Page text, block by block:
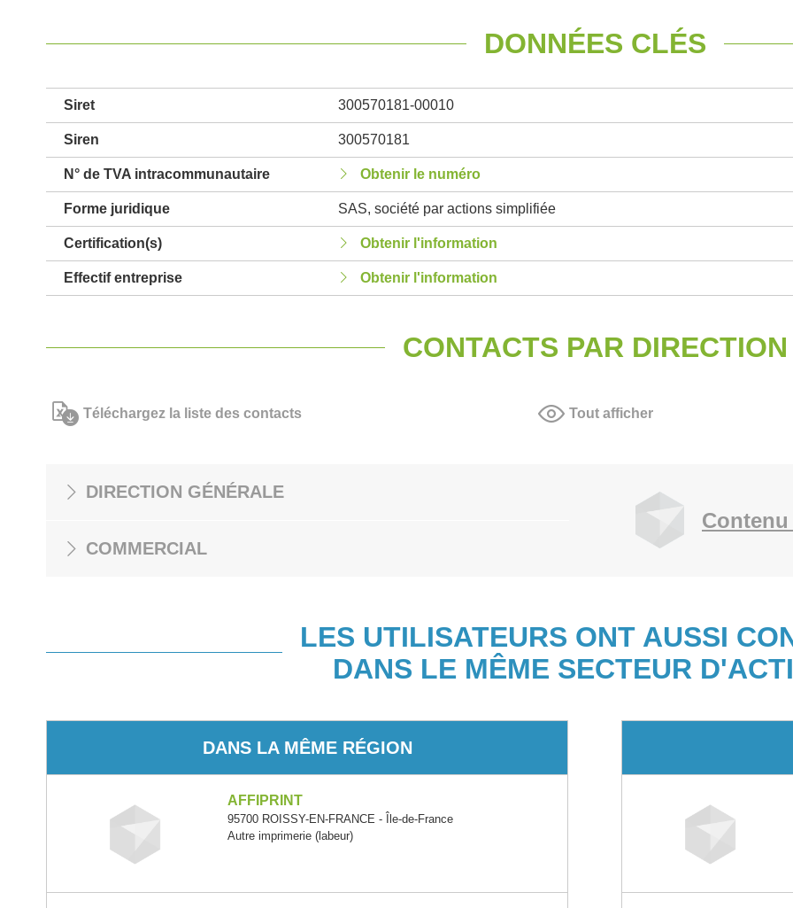
DONNÉES CLÉS
Siret 300570181-00010
Siren 300570181
N° de TVA intracommunautaire Obtenir le numéro
Forme juridique SAS, société par actions simplifiée
Certification(s) Obtenir l'information
Effectif entreprise Obtenir l'information
CONTACTS PAR DIRECTION
Téléchargez la liste des contacts Tout afficher
DIRECTION GÉNÉRALE
COMMERCIAL
LES UTILISATEURS ONT AUSSI
DANS LE MÊME SECTEUR
DANS LA MÊME RÉGION
AFFIPRINT
95700 ROISSY-EN-FRANCE - Île-de-France
Autre imprimerie (labeur)